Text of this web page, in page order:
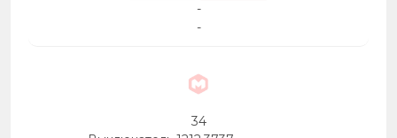
-
-
34